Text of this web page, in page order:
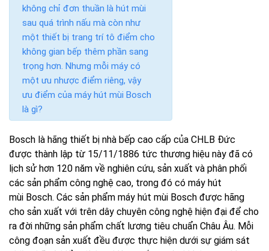
không chỉ đơn thuần là hút mùi
sau quá trình nấu mà còn như
một thiết bị trang trí tô điểm cho
không gian bếp thêm phần sang
trọng hơn. Nhưng mỗi máy có
một ưu nhược điểm riêng, vậy
ưu điểm của máy hút mùi Bosch
là gì?
Bosch là hãng thiết bị nhà bếp cao cấp của CHLB Đức
được thành lập từ 15/11/1886 tức thương hiệu này đã có
lịch sử hơn 120 năm về nghiên cứu, sản xuất và phân phối
các sản phẩm công nghệ cao, trong đó có máy hút
mùi Bosch. Các sản phẩm máy hút mùi Bosch được hãng
cho sản xuất với trên dây chuyên công nghệ hiện đại để cho
ra đời những sản phẩm chất lương tiêu chuẩn Châu Âu. Mỗi
công đoạn sản xuất đều được thực hiện dưới sự giám sát